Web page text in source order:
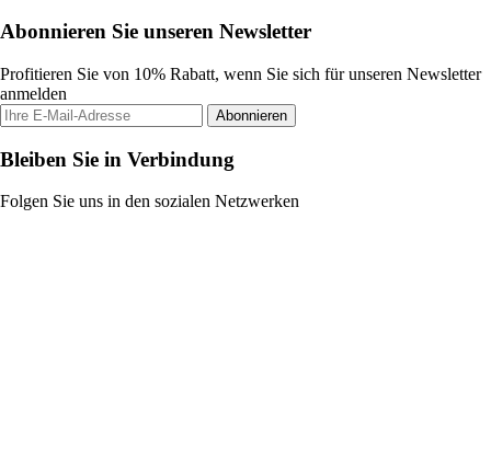
Abonnieren Sie unseren Newsletter
Profitieren Sie von 10% Rabatt, wenn Sie sich für unseren Newsletter
anmelden
Abonnieren
Bleiben Sie in Verbindung
Folgen Sie uns in den sozialen Netzwerken